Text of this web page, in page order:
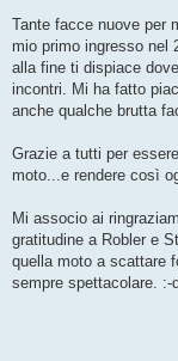
g
i
o
Tante facce nuove per
mio primo ingresso nel
alla fine ti dispiace
incontri. Mi ha fatto
anche qualche brutta
Grazie a tutti per
moto...e rendere così
Mi associo ai
gratitudine a Robler e
quella moto a scattare
sempre spettacolare. :-